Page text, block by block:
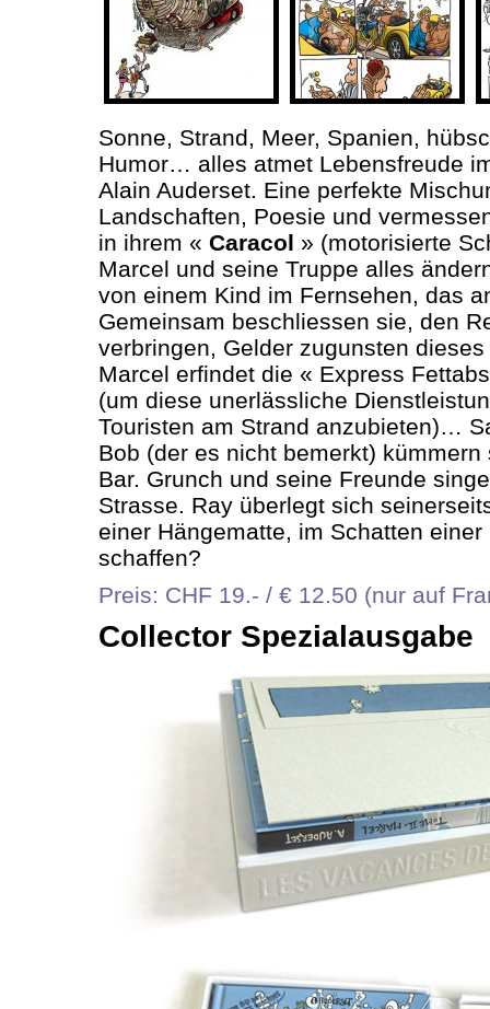
Sonne, Strand, Meer, Spanien,
Humor… alles atmet Lebensfreude
Alain Auderset. Eine perfekte
Landschaften, Poesie und
in ihrem « Caracol » (motorisierte
Marcel und seine Truppe alles
von einem Kind im Fernsehen, das
Gemeinsam beschliessen sie, den
verbringen, Gelder zugunsten
Marcel erfindet die « Express
(um diese unerlässliche
Touristen am Strand anzubieten)…
Bob (der es nicht bemerkt)
Bar. Grunch und seine Freunde
Strasse. Ray überlegt sich
einer Hängematte, im Schatten
schaffen?
Preis: CHF 19.- / € 12.50 (nur auf
Collector Spezialausgabe